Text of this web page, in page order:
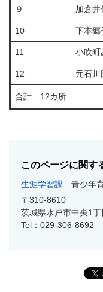
９ 加倉井
10 下本郷
11 小吹町
12 元石川
合計 12カ所
このページに関す
生涯学習課
青少年
〒310-8610
茨城県水戸市中央1
Tel：029-306-8692